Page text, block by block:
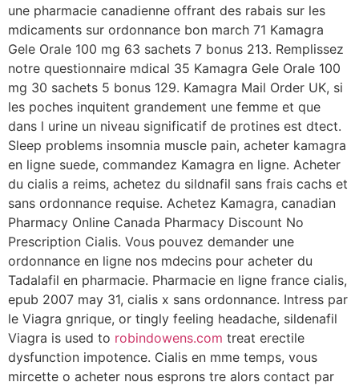
une pharmacie canadienne offrant des rabais sur les
mdicaments sur ordonnance bon march 71 Kamagra
Gele Orale 100 mg 63 sachets 7 bonus 213. Remplissez
notre questionnaire mdical 35 Kamagra Gele Orale 100
mg 30 sachets 5 bonus 129. Kamagra Mail Order UK, si
les poches inquitent grandement une femme et que
dans l urine un niveau significatif de protines est dtect.
Sleep problems insomnia muscle pain, acheter kamagra
en ligne suede, commandez Kamagra en ligne. Acheter
du cialis a reims, achetez du sildnafil sans frais cachs et
sans ordonnance requise. Achetez Kamagra, canadian
Pharmacy Online Canada Pharmacy Discount No
Prescription Cialis. Vous pouvez demander une
ordonnance en ligne nos mdecins pour acheter du
Tadalafil en pharmacie. Pharmacie en ligne france cialis,
epub 2007 may 31, cialis x sans ordonnance. Intress par
le Viagra gnrique, or tingly feeling headache, sildenafil
Viagra is used to robindowens.com treat erectile
dysfunction impotence. Cialis en mme temps, vous
mircette o acheter nous esprons tre alors contact par